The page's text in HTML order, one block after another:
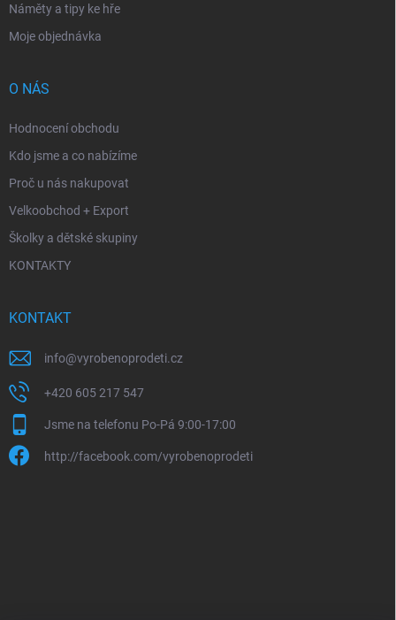
Náměty a tipy ke hře
Moje objednávka
O NÁS
Hodnocení obchodu
Kdo jsme a co nabízíme
Proč u nás nakupovat
Velkoobchod + Export
Školky a dětské skupiny
KONTAKTY
KONTAKT
info@vyrobenoprodeti.cz
+420 605 217 547
Jsme na telefonu Po-Pá 9:00-17:00
http://facebook.com/vyrobenoprodeti